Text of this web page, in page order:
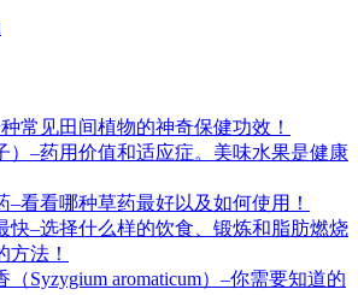
常见田间植物的神奇保健功效！
）–药用价值和适应症。美味水果是健康
–看看哪种草药最好以及如何使用！
快–选择什么样的饮食、锻炼和脂肪燃烧
方法！
Syzygium aromaticum）–你需要知道的